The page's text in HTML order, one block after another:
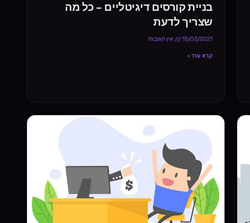
בניית קורסים דיגיטליים – כל מה
שצריך לדעת
15/03/2021 אין תגובות
קרא עוד »